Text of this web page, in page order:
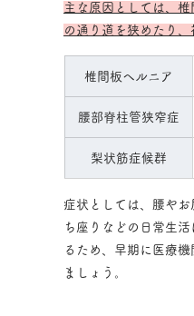
主な原因としては、
の通り道を狭めたり
椎間板ヘルニア
腰部脊柱管狭窄症
梨状筋症候群
症状としては、腰や
ち座りなどの日常生
るため、早期に医療
ましょう。